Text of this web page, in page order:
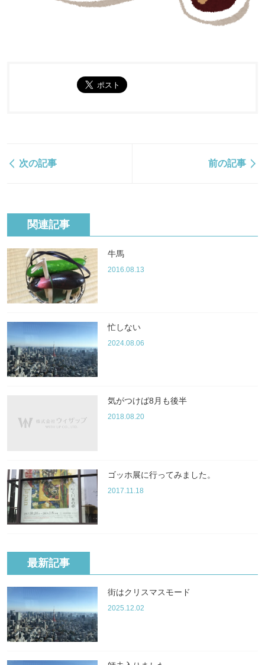
次の記事 前の記事
関連記事
牛馬
2016.08.13
忙しない
2024.08.06
気がつけば8月も後半
2018.08.20
ゴッホ展に行ってみました。
2017.11.18
最新記事
街はクリスマスモード
2025.12.02